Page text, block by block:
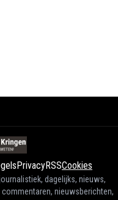
PrivacyRSSCookies
dagelijks, nieuws,
nieuwsberichten,